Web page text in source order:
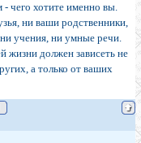
чего хотите именно вы.
ни ваши родственники,
учения, ни умные речи.
жизни должен зависеть не
а только от ваших